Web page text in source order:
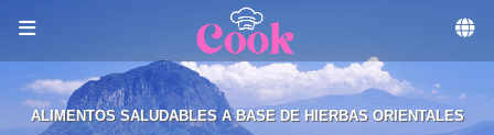
Skip to menu
ALIMENTOS SALUDABLES A BASE DE HIERBAS ORIENTALES